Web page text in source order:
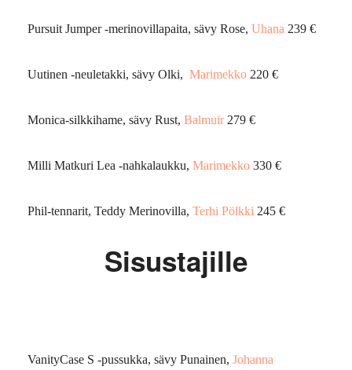
Pursuit Jumper -merinovillapaita, sävy Rose, Uhana 239 €
Uutinen -neuletakki, sävy Olki, Marimekko 220 €
Monica-silkkihame, sävy Rust, Balmuir279 €
Milli Matkuri Lea -nahkalaukku, Marimekko 330 €
Phil-tennarit, Teddy Merinovilla, Terhi Pölkki 245 €
Sisustajille
VanityCase S -pussukka, sävy Punainen, Johanna